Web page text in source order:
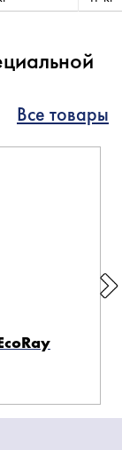
Все товары